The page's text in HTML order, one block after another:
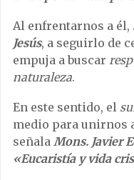
Al enfrentarnos a él,
Jesús, a seguirlo de
empuja a buscar
naturaleza.
En este sentido, el
medio para unirnos
señala Mons. Javier
«Eucaristía y vida